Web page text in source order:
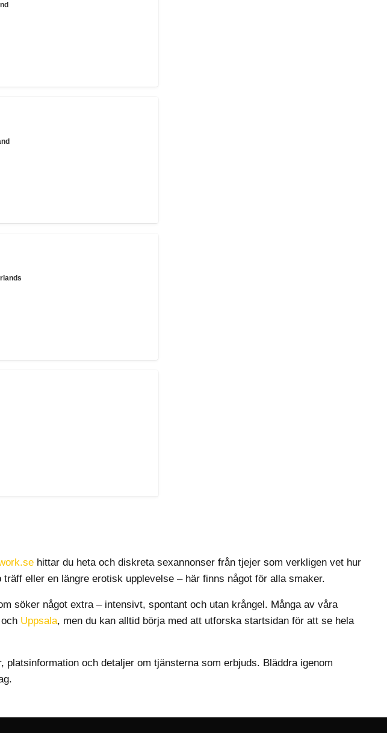
hittar du heta och diskreta sexannonser från tjejer som verkligen vet hur
eller en längre erotisk upplevelse – här finns något för alla smaker.
söker något extra – intensivt, spontant och utan krångel. Många av våra
och Uppsala, men du kan alltid börja med att utforska startsidan för att se hela
platsinformation och detaljer om tjänsterna som erbjuds. Bläddra igenom